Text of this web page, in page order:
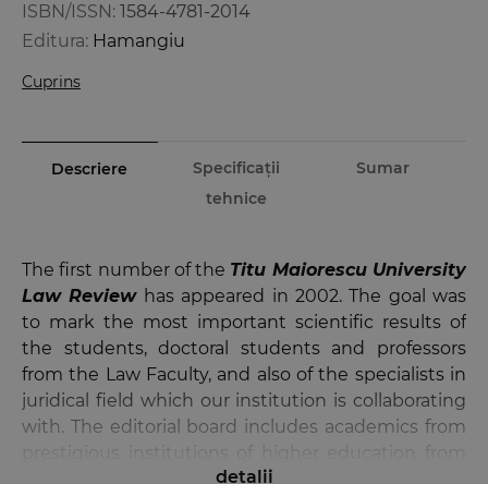
ISBN/ISSN: 1584-4781-2014
Editura: Hamangiu
Cuprins
Descriere
Specificații
tehnice
Sumar
The first number of the Titu Maiorescu University
Law Reviewhas appeared in 2002. The goal was
to mark the most important scientific results of
the students, doctoral students and professors
from the Law Faculty, and also of the specialists in
juridical field which our institution is collaborating
with. The editorial board includes academics from
the country and abroad. Also, in order to ensure
detalii